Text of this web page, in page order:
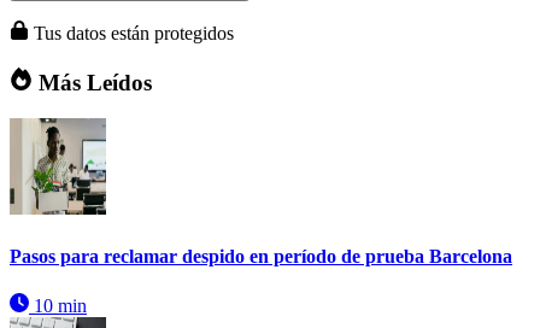
Tus datos están protegidos
Más Leídos
Pasos para reclamar despido en período de prueba Barcelona
10 min